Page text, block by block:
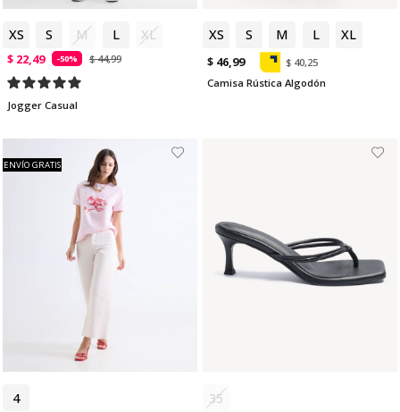
XS S M L XL
$ 22,49 -50% $ 44,99
Jogger Casual
XS S M L XL
$ 46,99
$ 40,25
Camisa Rústica Algodón
4 6
ENVÍO GRATIS
35